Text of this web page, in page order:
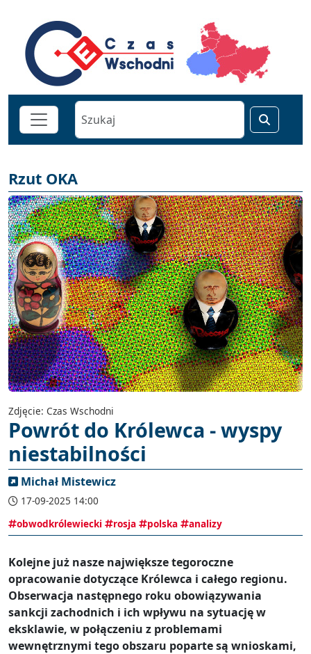
Rzut OKA
Zdjęcie: Czas Wschodni
Powrót do Królewca - wyspy
niestabilności
Michał Mistewicz
17-09-2025 14:00
obwodkrólewiecki
rosja polska analizy
Kolejne już nasze największe tegoroczne
opracowanie dotyczące Królewca i całego regionu.
Obserwacja następnego roku obowiązywania
sankcji zachodnich i ich wpływu na sytuację w
eksklawie, w połączeniu z problemami
wewnętrznymi tego obszaru poparte są wnioskami,